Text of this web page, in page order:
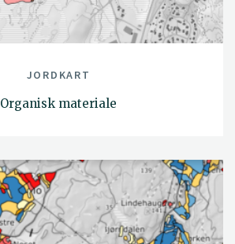
JORDKART
Organisk materiale